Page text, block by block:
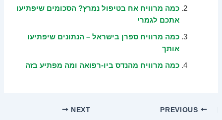
כמה מרוויח אח בטיפול נמרץ? הסכומים שיפתיעו
אתכם לגמרי
כמה מרוויח ספרן בישראל – הנתונים שיפתיעו
אותך
כמה מרוויח מהנדס ביו-רפואה ומה מפתיע בזה
NEXT